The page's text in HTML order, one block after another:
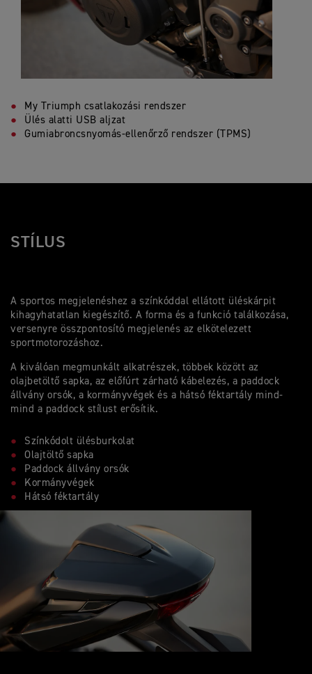
My Triumph csatlakozási rendszer
Ülés alatti USB aljzat
Gumiabroncsnyomás-ellenőrző rendszer (TPMS)
STÍLUS
A sportos megjelenéshez a színkóddal ellátott üléskárpit
kihagyhatatlan kiegészítő. A forma és a funkció találkozása,
versenyre összpontosító megjelenés az elkötelezett
sportmotorozáshoz.
A kiválóan megmunkált alkatrészek, többek között az
olajbetöltő sapka, az előfúrt zárható kábelezés, a paddock
állvány orsók, a kormányvégek és a hátsó féktartály mind-
mind a paddock stílust erősítik.
Színkódolt ülésburkolat
Olajtöltő sapka
Paddock állvány orsók
Kormányvégek
Hátsó féktartály